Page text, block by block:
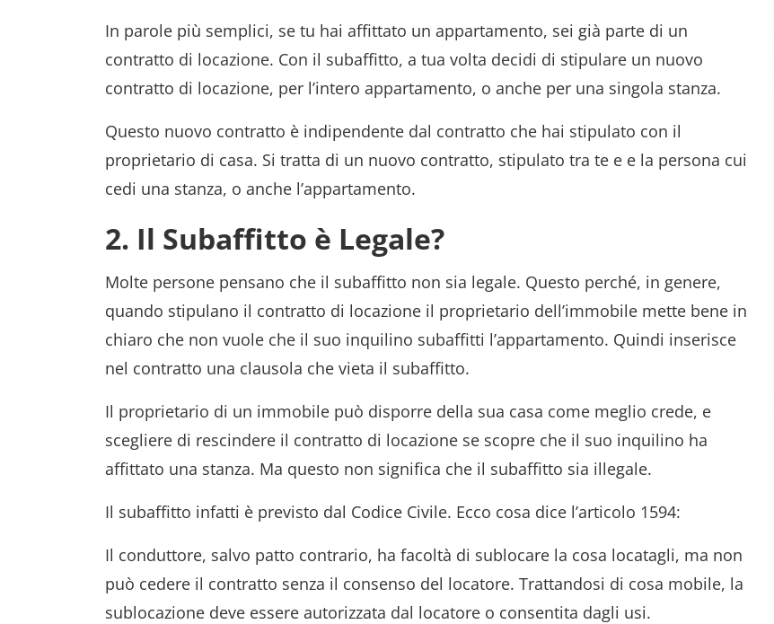
In parole più semplici, se tu hai affittato un appartamento, sei già parte di un
contratto di locazione. Con il subaffitto, a tua volta decidi di stipulare un nuovo
contratto di locazione, per l’intero appartamento, o anche per una singola stanza.
Questo nuovo contratto è indipendente dal contratto che hai stipulato con il
proprietario di casa. Si tratta di un nuovo contratto, stipulato tra te e e la persona cui
cedi una stanza, o anche l’appartamento.
2. Il Subaffitto è Legale?
Molte persone pensano che il subaffitto non sia legale. Questo perché, in genere,
quando stipulano il contratto di locazione il proprietario dell’immobile mette bene in
chiaro che non vuole che il suo inquilino subaffitti l’appartamento. Quindi inserisce
nel contratto una clausola che vieta il subaffitto.
Il proprietario di un immobile può disporre della sua casa come meglio crede, e
scegliere di rescindere il contratto di locazione se scopre che il suo inquilino ha
affittato una stanza. Ma questo non significa che il subaffitto sia illegale.
Il subaffitto infatti è previsto dal Codice Civile. Ecco cosa dice l’articolo 1594:
Il conduttore, salvo patto contrario, ha facoltà di sublocare la cosa locatagli, ma non
può cedere il contratto senza il consenso del locatore. Trattandosi di cosa mobile, la
sublocazione deve essere autorizzata dal locatore o consentita dagli usi.